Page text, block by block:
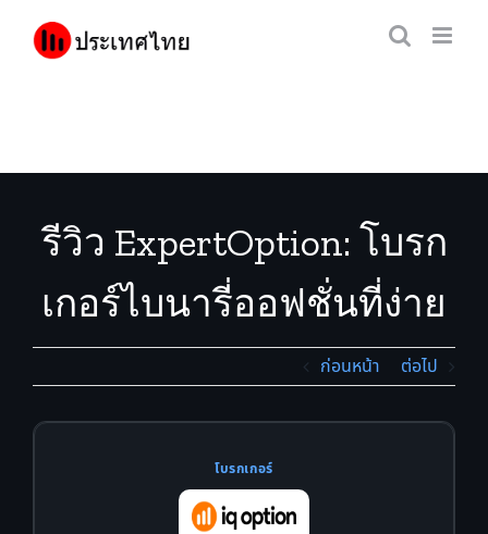
รีวิว ExpertOption: โบรก
เกอร์ไบนารี่ออฟชั่นที่ง่าย
ที่สุดสำหรับคนไทย
ก่อนหน้า ต่อไป